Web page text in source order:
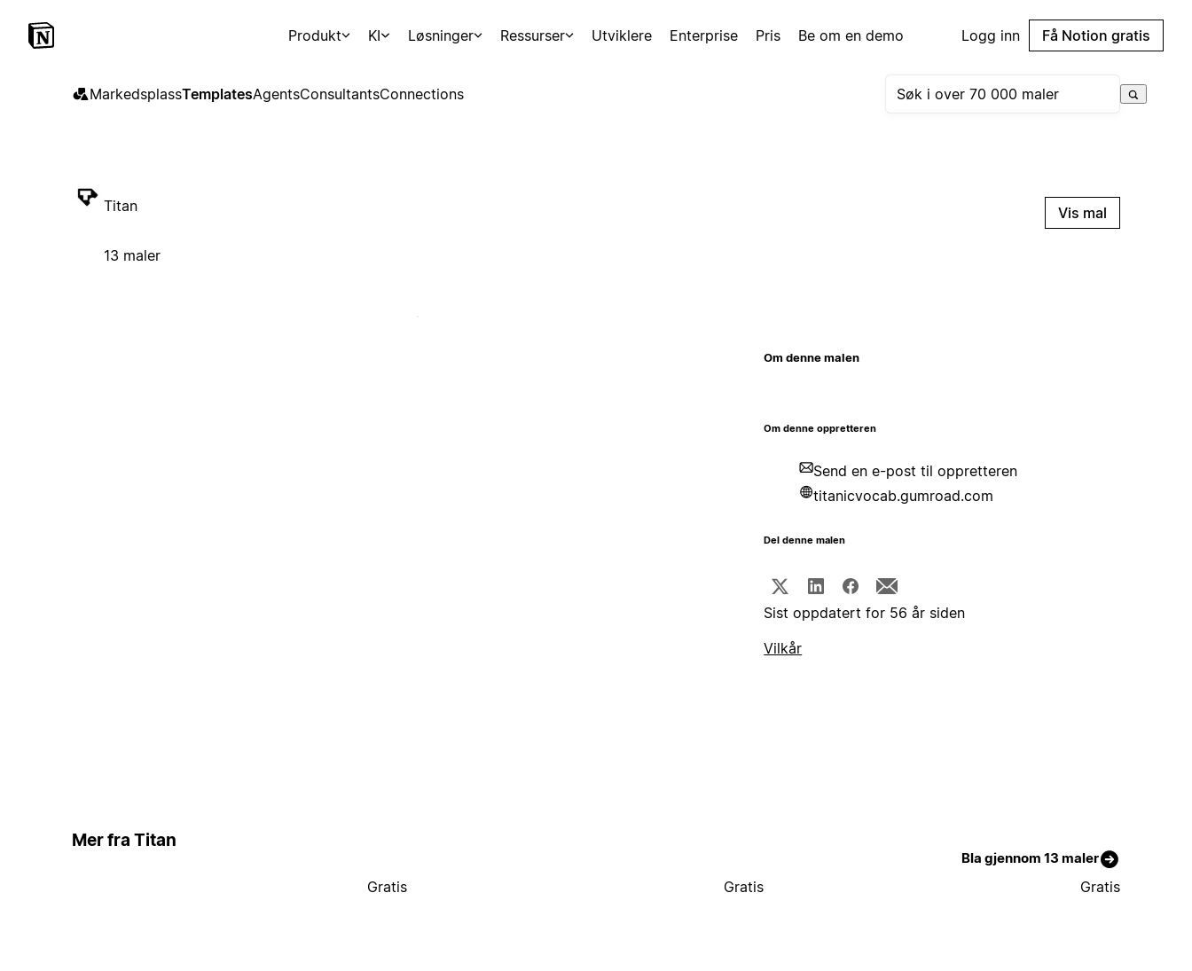
Produkt KI Løsninger Ressurser Utviklere Enterprise Pris Be om en demo Logg inn Få Notion gratis
MarkedsplassTemplatesAgentsConsultantsConnections
Titan
13 maler
Vis mal
Om denne malen
Om denne oppretteren
Send en e-post til oppretteren
titanicvocab.gumroad.com
Del denne malen
Sist oppdatert for 56 år siden
Vilkår
Mer fra Titan
Bla gjennom 13 maler
Gratis Gratis Gratis